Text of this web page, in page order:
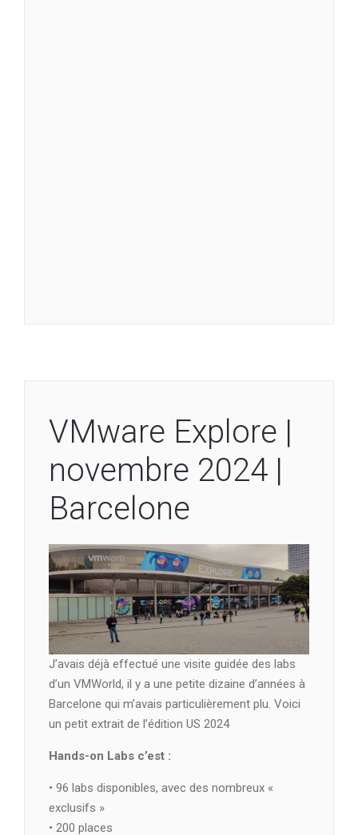
VMware Explore |
novembre 2024 |
Barcelone
J’avais déjà effectué une visite guidée des labs
d’un VMWorld, il y a une petite dizaine d’années à
Barcelone qui m’avais particulièrement plu. Voici
un petit extrait de l’édition US 2024
Hands-on Labs c’est :
• 96 labs disponibles, avec des nombreux «
exclusifs »
• 200 places